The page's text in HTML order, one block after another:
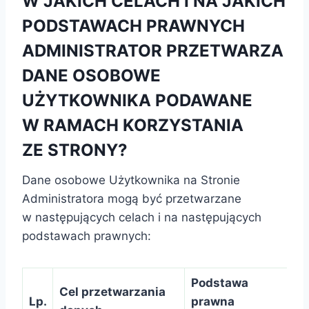
PODSTAWACH PRAWNYCH
ADMINISTRATOR PRZETWARZA
DANE OSOBOWE
UŻYTKOWNIKA PODAWANE
W RAMACH KORZYSTANIA
ZE STRONY?
Dane osobowe Użytkownika na Stronie
Administratora mogą być przetwarzane
w następujących celach i na następujących
podstawach prawnych:
Lp.
Cel przetwarzania
Podstawa
prawna